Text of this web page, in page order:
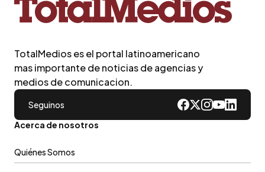
TotalMedios es el portal latinoamericano
mas importante de noticias de agencias y
medios de comunicacion.
Seguinos
Acerca de nosotros
Quiénes Somos